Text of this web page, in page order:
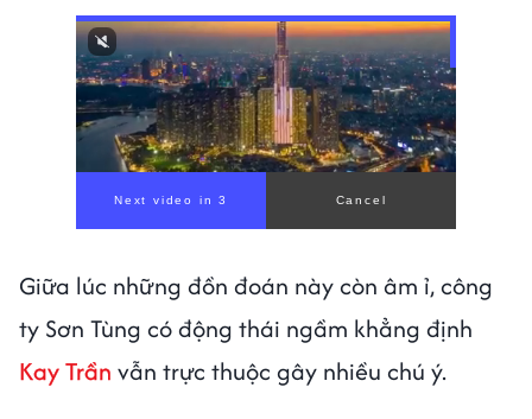
Giữa lúc những đồn đoán này còn âm ỉ, công
ty Sơn Tùng có động thái ngầm khẳng định
Kay Trần vẫn trực thuộc gây nhiều chú ý.